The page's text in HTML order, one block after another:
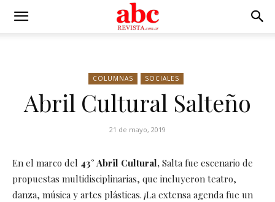
COLUMNAS SOCIALES
Abril Cultural Salteño
21 de mayo, 2019
En el marco del 43° Abril Cultural, Salta fue escenario de
propuestas multidisciplinarias, que incluyeron teatro,
danza, música y artes plásticas. ¡La extensa agenda fue un